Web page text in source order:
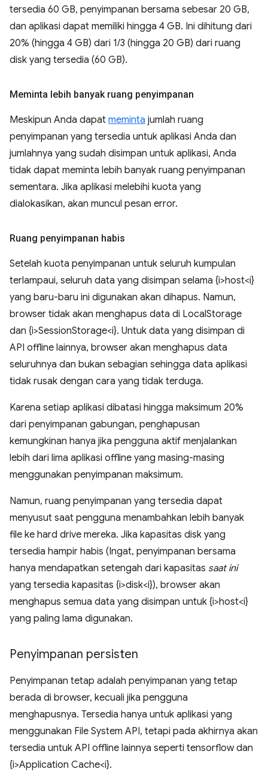
tersedia 60 GB, penyimpanan bersama sebesar 20 GB,
dan aplikasi dapat memiliki hingga 4 GB. Ini dihitung dari
20% (hingga 4 GB) dari 1/3 (hingga 20 GB) dari ruang
disk yang tersedia (60 GB).
Meminta lebih banyak ruang penyimpanan
Meskipun Anda dapat meminta jumlah ruang
penyimpanan yang tersedia untuk aplikasi Anda dan
jumlahnya yang sudah disimpan untuk aplikasi, Anda
tidak dapat meminta lebih banyak ruang penyimpanan
sementara. Jika aplikasi melebihi kuota yang
dialokasikan, akan muncul pesan error.
Ruang penyimpanan habis
Setelah kuota penyimpanan untuk seluruh kumpulan
terlampaui, seluruh data yang disimpan selama {i>host<i}
yang baru-baru ini digunakan akan dihapus. Namun,
browser tidak akan menghapus data di LocalStorage
dan {i>SessionStorage<i}. Untuk data yang disimpan di
API offline lainnya, browser akan menghapus data
seluruhnya dan bukan sebagian sehingga data aplikasi
tidak rusak dengan cara yang tidak terduga.
Karena setiap aplikasi dibatasi hingga maksimum 20%
dari penyimpanan gabungan, penghapusan
kemungkinan hanya jika pengguna aktif menjalankan
lebih dari lima aplikasi offline yang masing-masing
menggunakan penyimpanan maksimum.
Namun, ruang penyimpanan yang tersedia dapat
menyusut saat pengguna menambahkan lebih banyak
file ke hard drive mereka. Jika kapasitas disk yang
tersedia hampir habis (Ingat, penyimpanan bersama
hanya mendapatkan setengah dari kapasitas saat ini
yang tersedia kapasitas {i>disk<i}), browser akan
menghapus semua data yang disimpan untuk {i>host<i}
yang paling lama digunakan.
Penyimpanan persisten
Penyimpanan tetap adalah penyimpanan yang tetap
berada di browser, kecuali jika pengguna
menghapusnya. Tersedia hanya untuk aplikasi yang
menggunakan File System API, tetapi pada akhirnya akan
tersedia untuk API offline lainnya seperti tensorflow dan
{i>Application Cache<i}.